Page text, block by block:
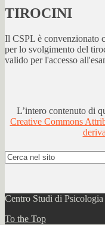
TIROCINI
Il CSPL è convenzionato
per lo svolgimento del
valido per l'accesso
L’intero contenuto di
Creative Commons
Centro Studi di
To the Top